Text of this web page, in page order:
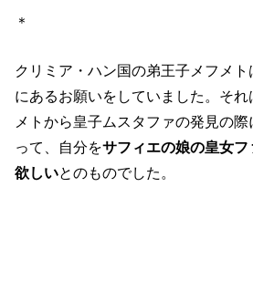
＊
クリミア・ハン国の弟王子メフメ
にあるお願いをしていました。そ
メトから皇子ムスタファの発見の
って、自分をサフィエの娘の皇女
欲しいとのものでした。